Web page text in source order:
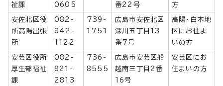
祉課
0605
番22号
方
安佐北区役
所高陽出張
所
082-
842-
1122
739-
1751
広島市安佐北区
深川五丁目13
番7号
高陽・白木地
区にお住ま
いの方
安芸区役所
厚生部福祉
課
082-
821-
2813
736-
8555
広島市安芸区船
越南三丁目2番
16号
安芸区にお
住まいの方